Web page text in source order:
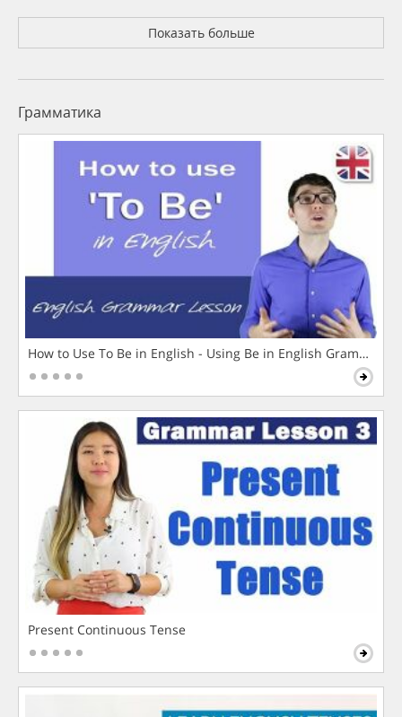
Показать больше
Грамматика
How to Use To Be in English - Using Be in English Grammar
Present Continuous Tense